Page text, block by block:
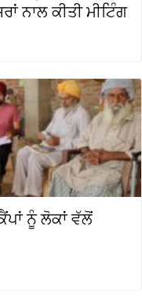
ਨਾਲ ਕੀਤੀ ਮੀਟਿੰਗ
ਨੂੰ ਲੋਕਾਂ ਵੱਲੋਂ